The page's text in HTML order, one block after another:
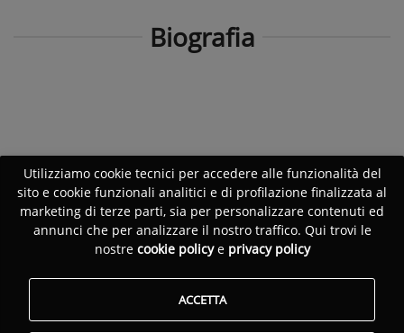
Biografia
Utilizziamo cookie tecnici per accedere alle funzionalità del
sito e cookie funzionali analitici e di profilazione finalizzata al
marketing di terze parti, sia per personalizzare contenuti ed
annunci che per analizzare il nostro traffico. Qui trovi le
nostre cookie policye privacy policy
ACCETTA